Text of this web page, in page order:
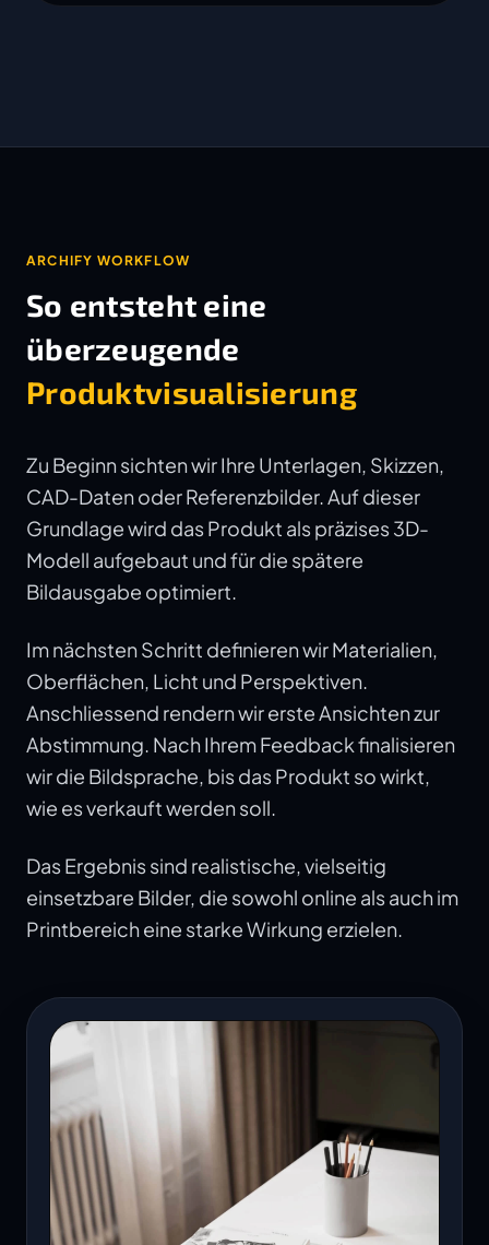
ARCHIFY WORKFLOW
So entsteht eine
überzeugende
Produktvisualisierung
Zu Beginn sichten wir Ihre Unterlagen, Skizzen,
CAD-Daten oder Referenzbilder. Auf dieser
Grundlage wird das Produkt als präzises 3D-
Modell aufgebaut und für die spätere
Bildausgabe optimiert.
Im nächsten Schritt definieren wir Materialien,
Oberflächen, Licht und Perspektiven.
Anschliessend rendern wir erste Ansichten zur
Abstimmung. Nach Ihrem Feedback finalisieren
wir die Bildsprache, bis das Produkt so wirkt,
wie es verkauft werden soll.
Das Ergebnis sind realistische, vielseitig
einsetzbare Bilder, die sowohl online als auch im
Printbereich eine starke Wirkung erzielen.